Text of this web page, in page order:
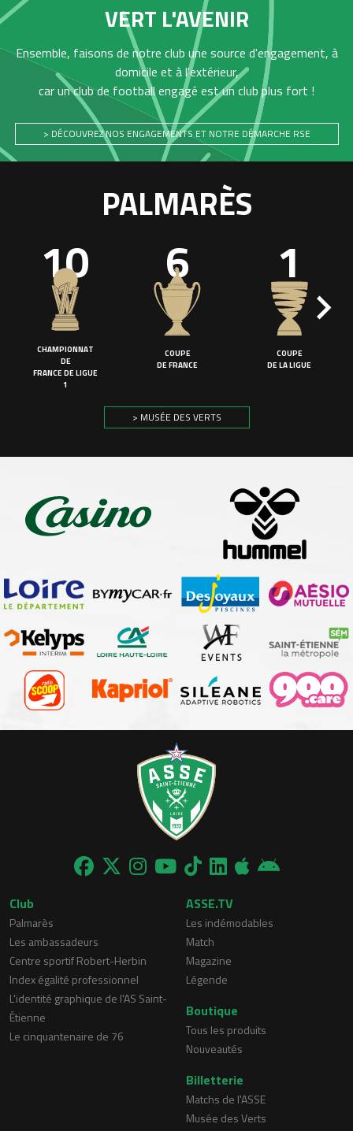
VERT L'AVENIR
Ensemble, faisons de notre club une source d'engagement, à
domicile et à l'extérieur,
car un club de football engagé est un club plus fort !
> DÉCOUVREZ NOS ENGAGEMENTS ET NOTRE DÉMARCHE RSE
PALMARÈS
10
CHAMPIONNAT
DE
FRANCE DE LIGUE
1
6
COUPE
DE FRANCE
1
COUPE
DE LA LIGUE
> MUSÉE DES VERTS
Club
Palmarès
Les ambassadeurs
Centre sportif Robert-Herbin
Index égalité professionnel
L'identité graphique de l'AS Saint-
Étienne
Le cinquantenaire de 76
ASSE.TV
Les indémodables
Match
Magazine
Légende
Boutique
Tous les produits
Nouveautés
Billetterie
Matchs de l'ASSE
Musée des Verts